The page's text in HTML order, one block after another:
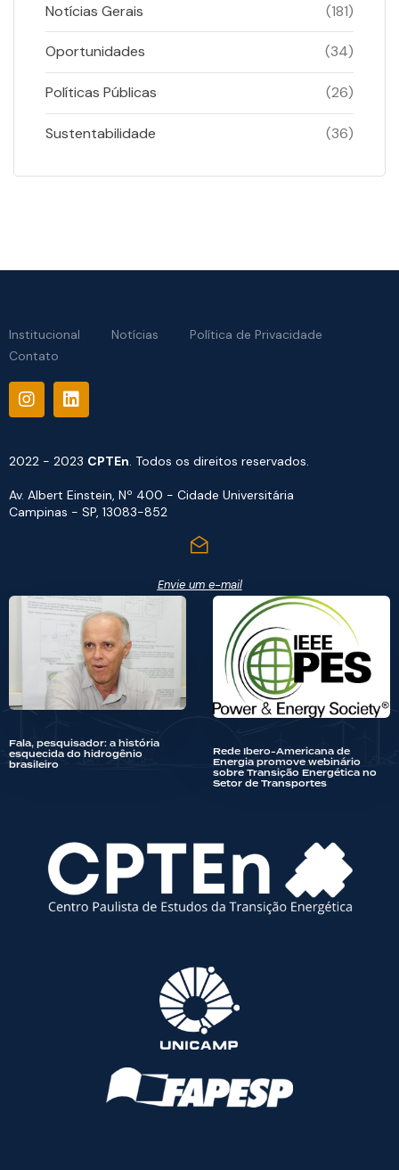
Notícias Gerais (181)
Oportunidades (34)
Políticas Públicas (26)
Sustentabilidade (36)
Institucional Notícias
Política de Privacidade
Contato
2022 - 2023 CPTEn. Todos os direitos reservados.
Av. Albert Einstein, Nº 400 - Cidade Universitária
Campinas - SP, 13083-852
Envie um e-mail
Fala, pesquisador: a história
esquecida do hidrogênio
brasileiro
Rede Ibero-Americana de
Energia promove webinário
sobre Transição Energética no
Setor de Transportes